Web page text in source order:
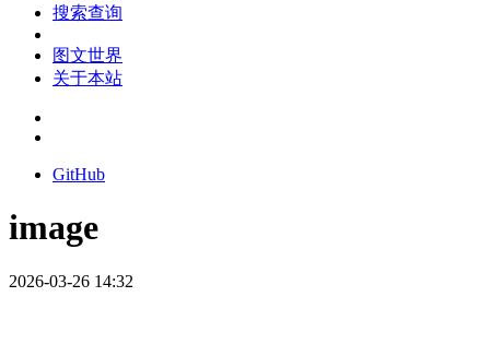
搜索查询
图文世界
关于本站
GitHub
image
2026-03-26 14:32